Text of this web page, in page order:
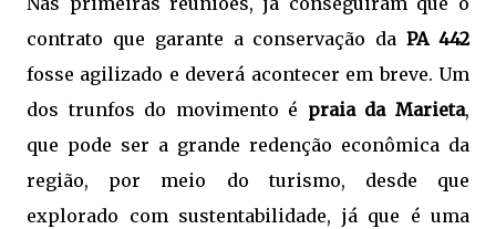
contrato que garante a conservação daPA 442
fosse agilizado e deverá acontecer em breve. Um
dos trunfos do movimento é praia da Marieta,
que pode ser a grande redenção econômica da
região, por meio do turismo, desde que
explorado com sustentabilidade, já que é uma